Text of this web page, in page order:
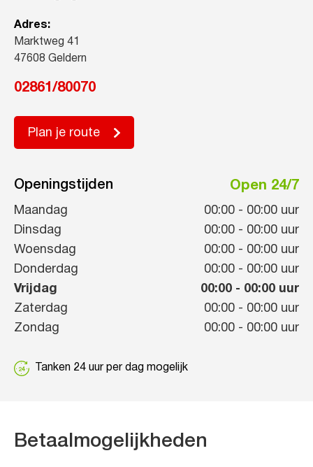
Adres:
Marktweg 41
47608 Geldern
02861/80070
Plan je route
Openingstijden Open 24/7
Maandag 00:00 - 00:00 uur
Dinsdag
00:00 - 00:00 uur
Woensdag
00:00 - 00:00 uur
Donderdag
00:00 - 00:00 uur
Vrijdag
00:00 - 00:00 uur
Zaterdag
00:00 - 00:00 uur
Zondag
00:00 - 00:00 uur
Tanken 24 uur per dag mogelijk
Betaalmogelijkheden